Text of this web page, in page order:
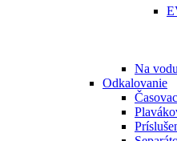
Na vodu
Odkalovanie